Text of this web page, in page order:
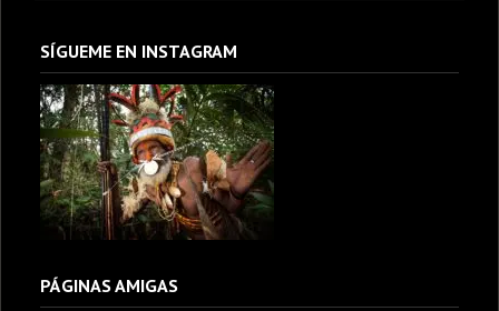
SÍGUEME EN INSTAGRAM
PÁGINAS AMIGAS